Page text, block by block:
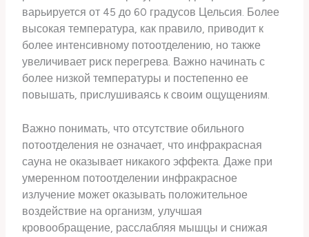
варьируется от 45 до 60 градусов Цельсия. Более
высокая температура, как правило, приводит к
более интенсивному потоотделению, но также
увеличивает риск перегрева. Важно начинать с
более низкой температуры и постепенно ее
повышать, прислушиваясь к своим ощущениям.
Важно понимать, что отсутствие обильного
потоотделения не означает, что инфракрасная
сауна не оказывает никакого эффекта. Даже при
умеренном потоотделении инфракрасное
излучение может оказывать положительное
воздействие на организм, улучшая
кровообращение, расслабляя мышцы и снижая